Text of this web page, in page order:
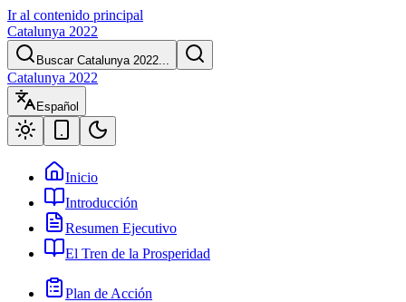
Ir al contenido principal
Catalunya 2022
Buscar Catalunya 2022...
Catalunya 2022
Español
Inicio
Introducción
Resumen Ejecutivo
El Tren de la Prosperidad
Plan de Acción